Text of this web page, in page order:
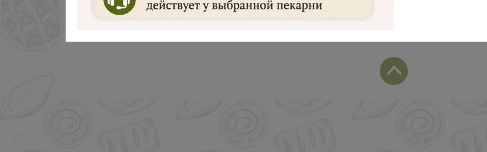
Популярные позиции